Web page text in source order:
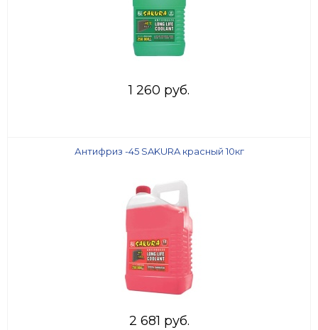
1 260 руб.
Антифриз -45 SAKURA красный 10кг
2 681 руб.